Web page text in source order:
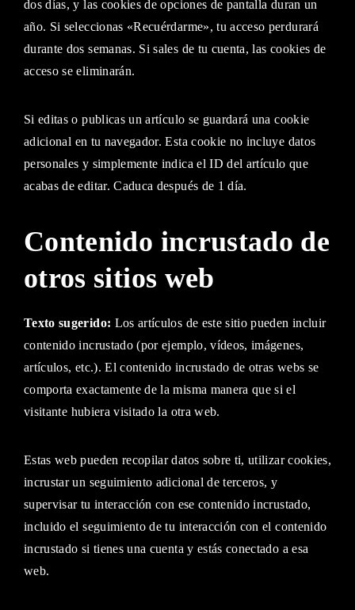
dos días, y las cookies de opciones de pantalla duran un
año. Si seleccionas «Recuérdarme», tu acceso perdurará
durante dos semanas. Si sales de tu cuenta, las cookies de
acceso se eliminarán.
Si editas o publicas un artículo se guardará una cookie
adicional en tu navegador. Esta cookie no incluye datos
personales y simplemente indica el ID del artículo que
acabas de editar. Caduca después de 1 día.
Contenido incrustado de
otros sitios web
Texto sugerido: Los artículos de este sitio pueden incluir
contenido incrustado (por ejemplo, vídeos, imágenes,
artículos, etc.). El contenido incrustado de otras webs se
comporta exactamente de la misma manera que si el
visitante hubiera visitado la otra web.
Estas web pueden recopilar datos sobre ti, utilizar cookies,
incrustar un seguimiento adicional de terceros, y
supervisar tu interacción con ese contenido incrustado,
incluido el seguimiento de tu interacción con el contenido
incrustado si tienes una cuenta y estás conectado a esa
web.